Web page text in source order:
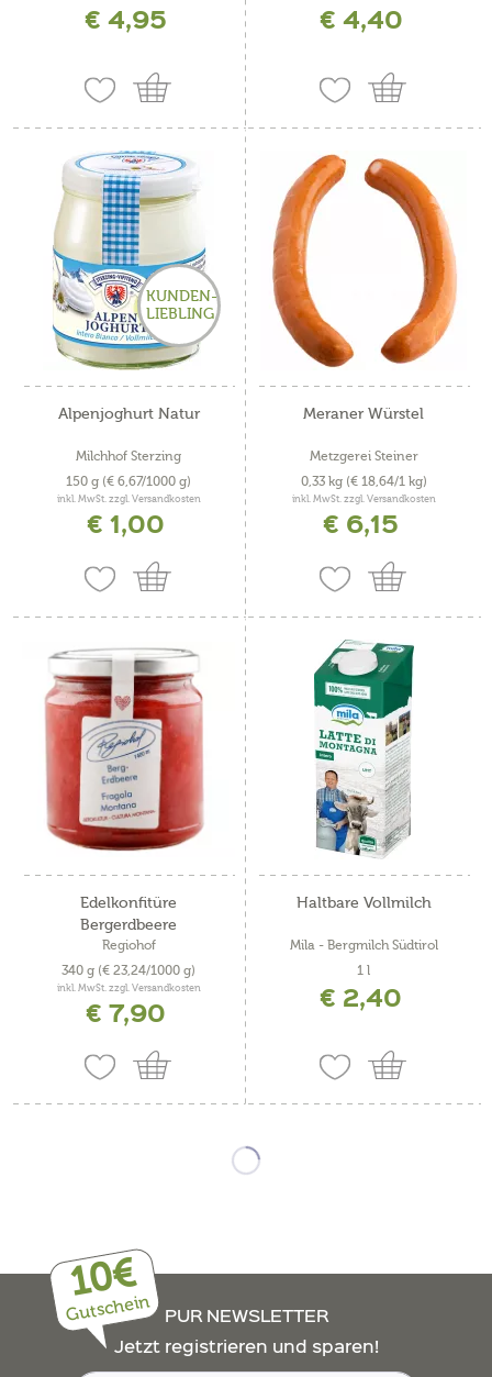
€ 4,95 € 4,40
KUNDEN-
LIEBLING
Alpenjoghurt Natur
Milchhof Sterzing
150 g (€ 6,67/1000 g)
inkl. MwSt. zzgl. Versandkosten
€ 1,00
Meraner Würstel
Metzgerei Steiner
0,33 kg (€ 18,64/1 kg)
inkl. MwSt. zzgl. Versandkosten
€ 6,15
Edelkonfitüre
Bergerdbeere
Regiohof
340 g (€ 23,24/1000 g)
inkl. MwSt. zzgl. Versandkosten
€ 7,90
Haltbare Vollmilch
Mila - Bergmilch Südtirol
1 l
€ 2,40
10€
Gutschein
PUR NEWSLETTER
Jetzt registrieren und sparen!